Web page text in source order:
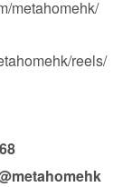
metahomehk/
reels/